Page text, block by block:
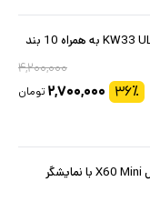
۴,۲۰۰,۰۰۰
۳۶٪ ۲,۷۰۰,۰۰۰ تومان
ساعت هوشمند ویسمی مدل X60 Mini با نمایشگر